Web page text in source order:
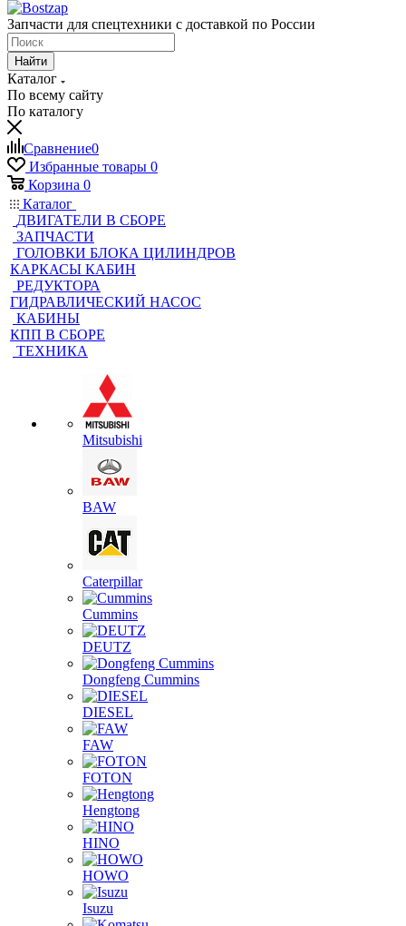
Запчасти для спецтехники с доставкой по России
Найти
Каталог
По всему сайту
По каталогу
Сравнение0
Избранные товары 0
Корзина 0
Каталог
ДВИГАТЕЛИ В СБОРЕ
ЗАПЧАСТИ
ГОЛОВКИ БЛОКА ЦИЛИНДРОВ
КАРКАСЫ КАБИН
РЕДУКТОРА
ГИДРАВЛИЧЕСКИЙ НАСОС
КАБИНЫ
КПП В СБОРЕ
ТЕХНИКА
Mitsubishi
BAW
Caterpillar
Cummins
DEUTZ
Dongfeng Cummins
DIESEL
FAW
FOTON
Hengtong
HINO
HOWO
Isuzu